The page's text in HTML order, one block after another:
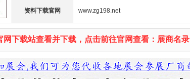
资料下载官网 www.zg198.net
下载站查看并下载，点击前往官网查看：展商名录